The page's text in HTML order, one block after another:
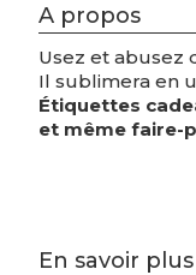
A propos
Usez et abusez
Il sublimera en
Étiquettes
et même faire-
En savoir plus